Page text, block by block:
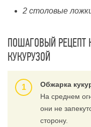
2 столовые
ПОШАГОВЫЙ РЕЦЕПТ
КУКУРУЗОЙ
Обжарка
На среднем
они не
сторону.